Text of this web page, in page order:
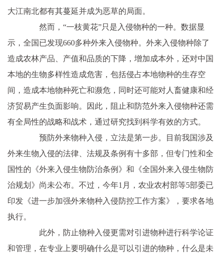
大江南北都有其蔓延并成为恶草的局面。
然而，“一枝黄花”只是入侵物种的一种。数据显
示，全国已发现660多种外来入侵物种。外来入侵物种除了
造成农林产品、产值和品质的下降，增加成本外，还对中国
本地的生物多样性造成危害，包括侵占本地物种的生存空
间，造成本地物种死亡和濒危，同时还可能对人畜健康和经
济贸易产生负面影响。因此，阻止和防范外来入侵物种还需
有全局性的战略和战术，通过研究找到科学有效的方式。
预防外来物种入侵，立法是第一步。目前我国涉及
外来生物入侵的法律、法规及条例有十多部，但专门性和全
国性的《外来入侵生物防治条例》和《全国外来入侵生物防
治规划》尚未公布。不过，今年1月，农业农村部等5部委已
印发《进一步加强外来物种入侵防控工作方案》，要求各地
执行。
此外，防止物种入侵更需对引进物种进行科学论证
和管理，在专业上要明确什么是可以引进的物种，什么是未